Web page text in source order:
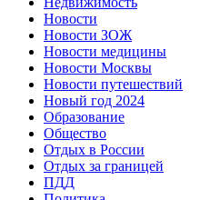
Новости
Новости ЗОЖ
Новости медицины
Новости Москвы
Новости путешествий
Новый год 2024
Образование
Общество
Отдых в России
Отдых за границей
ПДД